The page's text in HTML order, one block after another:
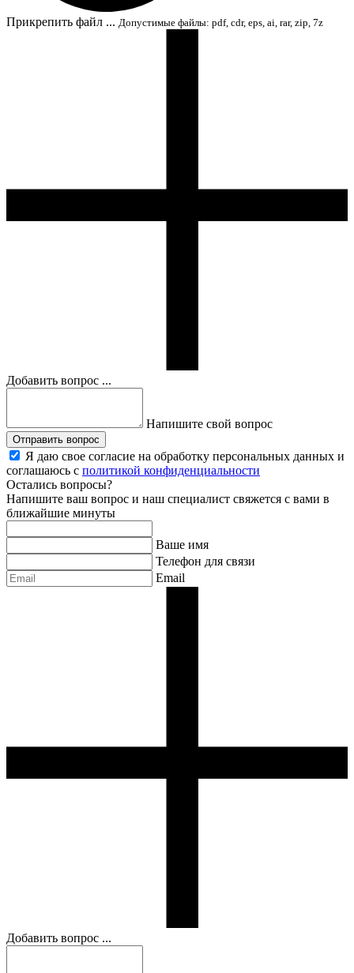
Прикрепить файл ... Допустимые файлы: pdf, cdr, eps, ai, rar, zip, 7z
Добавить вопрос ...
Напишите свой вопрос
Отправить вопрос
Я даю свое согласие на обработку персональных данных и
соглашаюсь с политикой конфиденциальности
Остались вопросы?
Напишите ваш вопрос и наш специалист свяжется с вами в
ближайшие минуты
Ваше имя
Телефон для связи
Email
Добавить вопрос ...